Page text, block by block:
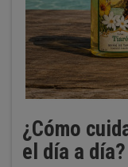
¿Cómo
el día a día?